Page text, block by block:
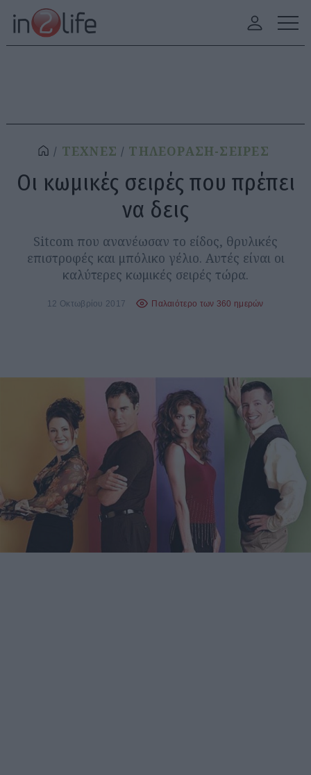
ΤΕΧΝΕΣ ΤΗΛΕΟΡΑΣΗ-ΣΕΙΡΕΣ
Οι κωμικές σειρές που πρέπει
να δεις
Sitcom που ανανέωσαν το είδος, θρυλικές
επιστροφές και μπόλικο γέλιο. Αυτές είναι οι
καλύτερες κωμικές σειρές τώρα.
12 Οκτωβρίου 2017 Παλαιότερο των 360 ημερών